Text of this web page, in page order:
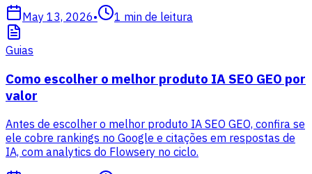
May 13, 2026• 1 min de leitura
Guias
Como escolher o melhor produto IA SEO GEO por
valor
Antes de escolher o melhor produto IA SEO GEO, confira se
ele cobre rankings no Google e citações em respostas de
IA, com analytics do Flowsery no ciclo.